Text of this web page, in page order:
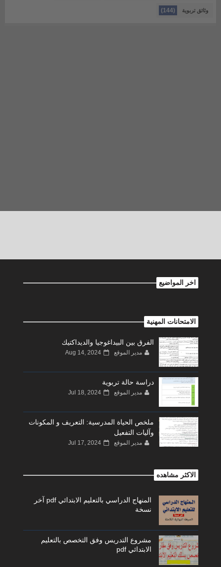
وثائق تربوية (144)
اخر المواضيع
الامتحانات المهنية
الفرق بين البيداغوجيا والديداكتيك
مدير الموقع Aug 14, 2024
دراسة حالة تربوية
مدير الموقع Jul 18, 2024
ملخص الحياة المدرسية: التعريف و المكونات
وآليات التفعيل
مدير الموقع Jul 17, 2024
الاكثر مشاهده
المنهاج الدراسي بالتعليم الابتدائي pdf آخر
نسخة
مشروع التدريس وفق التخصص بالتعليم
الابتدائي pdf